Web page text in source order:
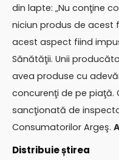
din lapte: „Nu conţine
niciun produs de acest
acest aspect fiind
Sănătăţii. Unii
avea produse cu
concurenţi de pe
sancţionată de
Consumatorilor Argeş.
Distribuie știrea